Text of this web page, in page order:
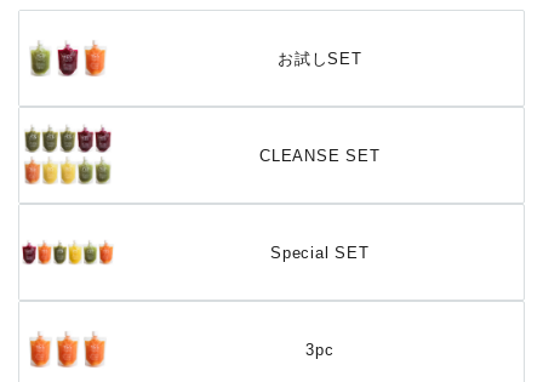
お試しSET
CLEANSE SET
Special SET
3pc